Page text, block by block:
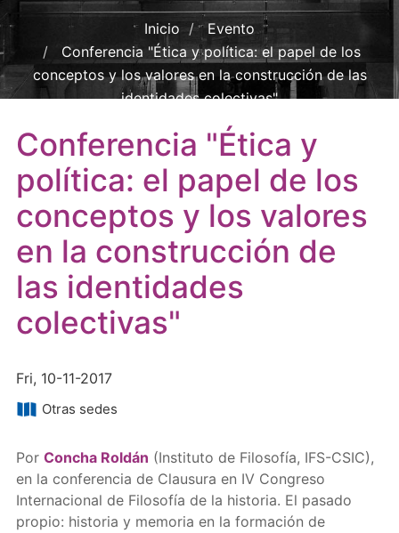
Inicio
Evento
Conferencia "Ética y política: el papel de los
conceptos y los valores en la construcción de las
identidades colectivas"
Conferencia "Ética y
política: el papel de los
conceptos y los valores
en la construcción de
las identidades
colectivas"
Fri, 10-11-2017
Otras sedes
Por Concha Roldán (Instituto de Filosofía, IFS-CSIC),
en la conferencia de Clausura en IV Congreso
Internacional de Filosofía de la historia. El pasado
propio: historia y memoria en la formación de